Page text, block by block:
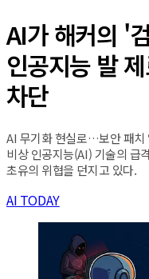
AI가 해커의 '
인공지능 발
차단
AI 무기화 현실로…보안 패치
비상 인공지능(AI) 기술의 급
초유의 위협을 던지고 있다.
AI TODAY